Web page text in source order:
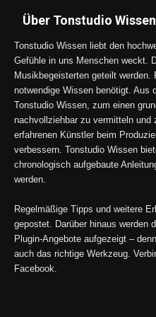
Über Tonstudio Wissen
Tonstudio Wissen liebt den
Gefühle in uns Menschen weckt.
Musikbegeisterten geteilt werden.
notwendige Wissen benötigt. Aus
Tonstudio Wissen, zum einen
nachvollziehbar zu vermitteln und
erfahrenen Künstler beim
verbessern. Tonstudio Wissen
chronologisch aufgebaute
werden.
Regelmäßige Tipps und weitere
gepostet. Darüber hinaus werden
Plugin-Angebote aufgezeigt –
auch das richtige Werkzeug.
Facebook.